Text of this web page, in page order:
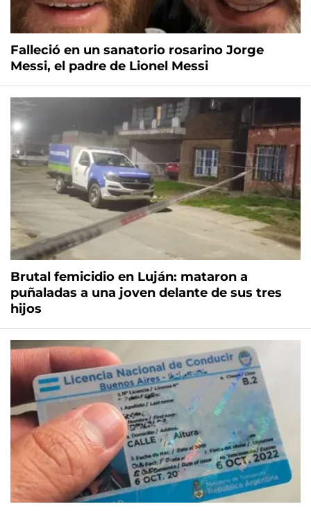
Falleció en un sanatorio rosarino Jorge
Messi, el padre de Lionel Messi
Brutal femicidio en Luján: mataron a
puñaladas a una joven delante de sus tres
hijos